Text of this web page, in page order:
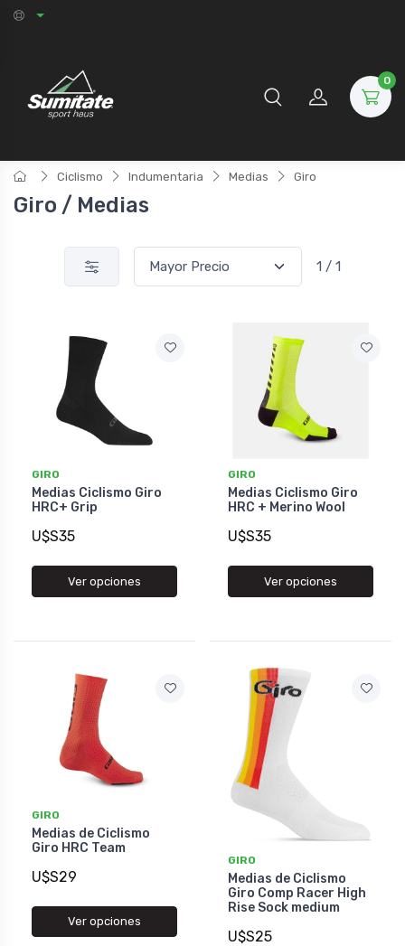
0
Ciclismo Indumentaria Medias Giro
Giro / Medias
1 / 1
GIRO
Medias Ciclismo Giro
HRC+ Grip
U$S35
Ver opciones
GIRO
Medias Ciclismo Giro
HRC + Merino Wool
U$S35
Ver opciones
GIRO
Medias de Ciclismo
Giro HRC Team
U$S29
Ver opciones
GIRO
Medias de Ciclismo
Giro Comp Racer High
Rise Sock medium
U$S25